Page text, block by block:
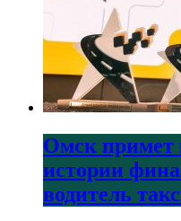
Омск примет
истории
водитель